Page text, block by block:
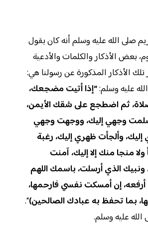
صلى الله عليه وسلم أنه كان يقول
بعض الأذكار والكلمات والأدعية
الأذكار المذكورة عن رسولنا هي:
عليه وسلم:“إذا أتيت مضجعك،
ثم اضطجع على شقك الأيمن،
وجهي إليك، ووجهت وجهي
وألجأت ظهري إليك، رغبة
منجا منك إلا إليك، آمنت
ونبيك الذي أرسلت، باسمك اللهم
إن أمسكت نفسي فارحمها،
بما تحفظ به عبادك الصالحين)“.
عليه وسلم.